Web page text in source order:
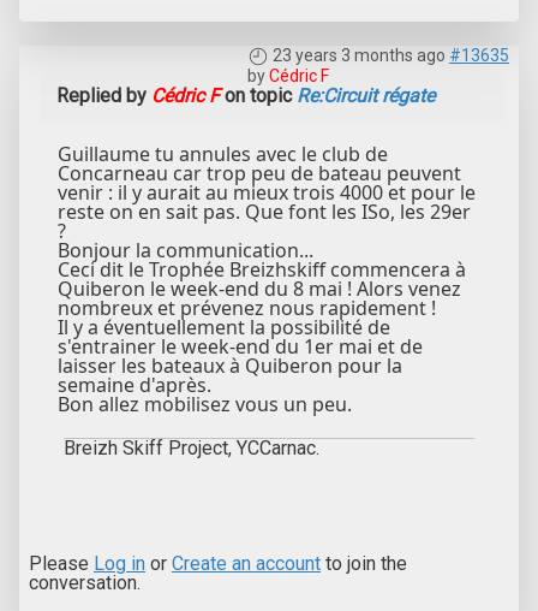
23 years 3 months ago #13635
byCédric F
Replied by Cédric Fon topic Re:Circuit régate
Guillaume tu annules avec le club de
Concarneau car trop peu de bateau peuvent
venir : il y aurait au mieux trois 4000 et pour le
reste on en sait pas. Que font les ISo, les 29er
?
Bonjour la communication...
Ceci dit le Trophée Breizhskiff commencera à
Quiberon le week-end du 8 mai ! Alors venez
nombreux et prévenez nous rapidement !
Il y a éventuellement la possibilité de
s'entrainer le week-end du 1er mai et de
laisser les bateaux à Quiberon pour la
semaine d'après.
Bon allez mobilisez vous un peu.
Breizh Skiff Project, YCCarnac.
Please Log in or Create an account to join the
conversation.